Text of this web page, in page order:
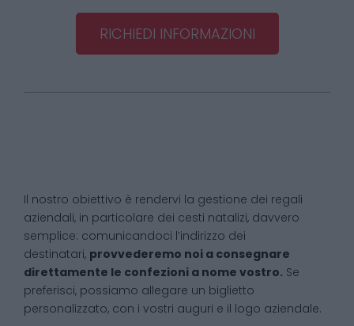
RICHIEDI INFORMAZIONI
Il nostro obiettivo è rendervi la gestione dei regali
aziendali, in particolare dei cesti natalizi, davvero
semplice: comunicandoci l’indirizzo dei
destinatari, provvederemo noi a consegnare
direttamente le confezioni a nome vostro. Se
preferisci, possiamo allegare un biglietto
personalizzato, con i vostri auguri e il logo aziendale.